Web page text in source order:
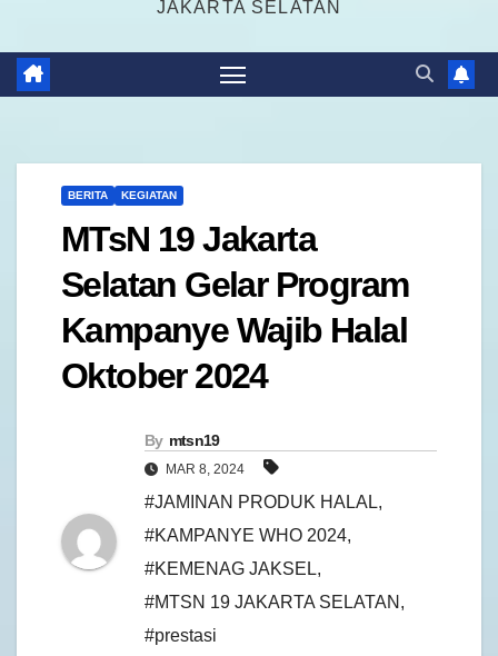
JAKARTA SELATAN
BERITA KEGIATAN
MTsN 19 Jakarta
Selatan Gelar Program
Kampanye Wajib Halal
Oktober 2024
By mtsn19
MAR 8, 2024
#JAMINAN PRODUK HALAL,
#KAMPANYE WHO 2024,
#KEMENAG JAKSEL,
#MTSN 19 JAKARTA SELATAN ,
#prestasi